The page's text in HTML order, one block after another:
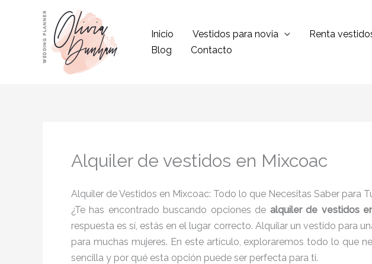
contenido
Inicio Vestidos para novia Renta
Blog
Contacto
Alquiler de vestidos en Mixcoac
Alquiler de Vestidos en Mixcoac: Todo lo que Necesitas Saber para
¿Te has encontrado buscando opciones de alquiler de vestidos
respuesta es sí, estás en el lugar correcto. Alquilar un vestido para
para muchas mujeres. En este artículo, exploraremos todo lo que
sencilla y por qué esta opción puede ser perfecta para ti.